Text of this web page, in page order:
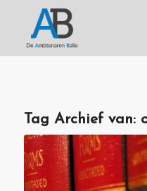
Tag Archief van: